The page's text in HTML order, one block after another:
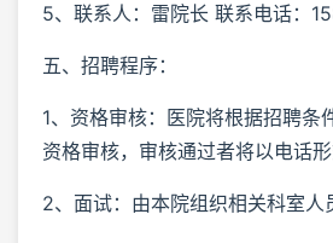
5、联系人：雷院长 联系电话：
五、招聘程序：
1、资格审核：医院将根据招聘条
资格审核，审核通过者将以电话形
2、面试：由本院组织相关科室人